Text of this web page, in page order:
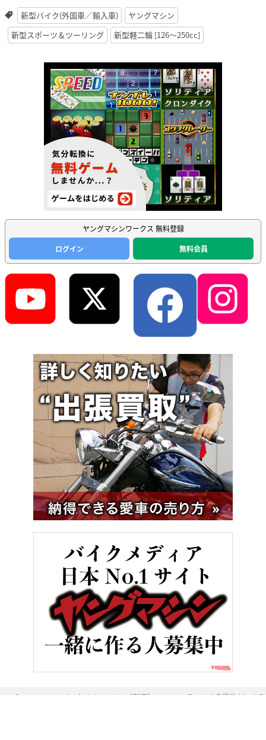
新型バイク(外国車／輸入車)
ヤングマシン
新型スポーツ＆ツーリング
新型軽二輪 [126〜250cc]
ヤングマシンワークス 無料登録
ログイン
無料会員
バイク／オートバイ［新車］ フェラーリ出身開発者によ